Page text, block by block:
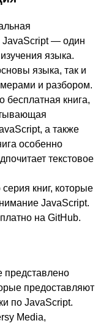
JavaScript — один
языка.
языка, так и
и разбором.
бесплатная книга,
а также
особенно
текстовое
серия книг, которые
JavaScript.
на GitHub.
предоставляют
по JavaScript.
Media,